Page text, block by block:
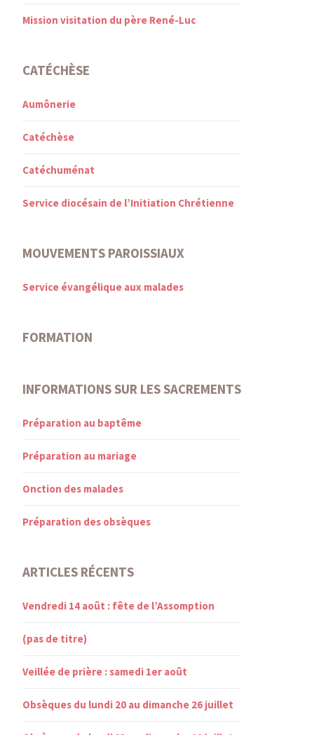
Mission visitation du père René-Luc
CATÉCHÈSE
Aumônerie
Catéchèse
Catéchuménat
Service diocésain de l’Initiation Chrétienne
MOUVEMENTS PAROISSIAUX
Service évangélique aux malades
FORMATION
INFORMATIONS SUR LES SACREMENTS
Préparation au baptême
Préparation au mariage
Onction des malades
Préparation des obsèques
ARTICLES RÉCENTS
Vendredi 14 août : fête de l’Assomption
(pas de titre)
Veillée de prière : samedi 1er août
Obsèques du lundi 20 au dimanche 26 juillet